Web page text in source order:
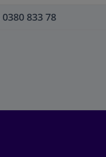
0380 833 78